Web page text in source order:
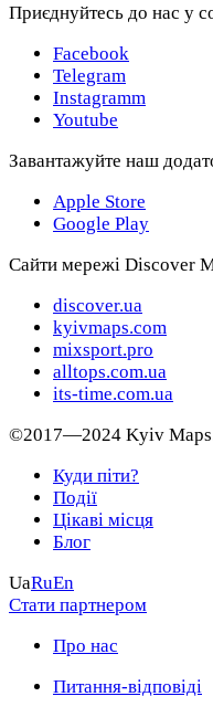
Приєднуйтесь до нас у
Facebook
Telegram
Instagramm
Youtube
Завантажуйте наш
Apple Store
Google Play
Сайти мережі Discover
discover.ua
kyivmaps.com
mixsport.pro
alltops.com.ua
its-time.com.ua
©2017—2024 Kyiv
Куди піти?
Події
Цікаві місця
Блог
UaRuEn
Стати партнером
Про нас
Питання-відповіді